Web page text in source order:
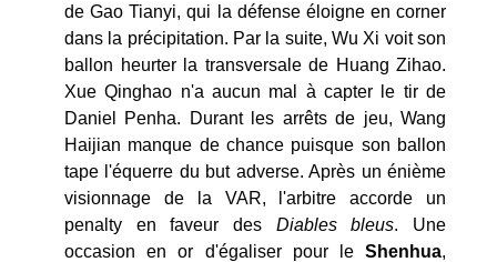
de Gao Tianyi, qui la défense éloigne en corner
dans la précipitation. Par la suite, Wu Xi voit son
ballon heurter la transversale de Huang Zihao.
Xue Qinghao n'a aucun mal à capter le tir de
Daniel Penha. Durant les arrêts de jeu, Wang
Haijian manque de chance puisque son ballon
tape l'équerre du but adverse. Après un énième
visionnage de la VAR, l'arbitre accorde un
penalty en faveur des Diables bleus. Une
occasion en or d'égaliser pour le Shenhua,